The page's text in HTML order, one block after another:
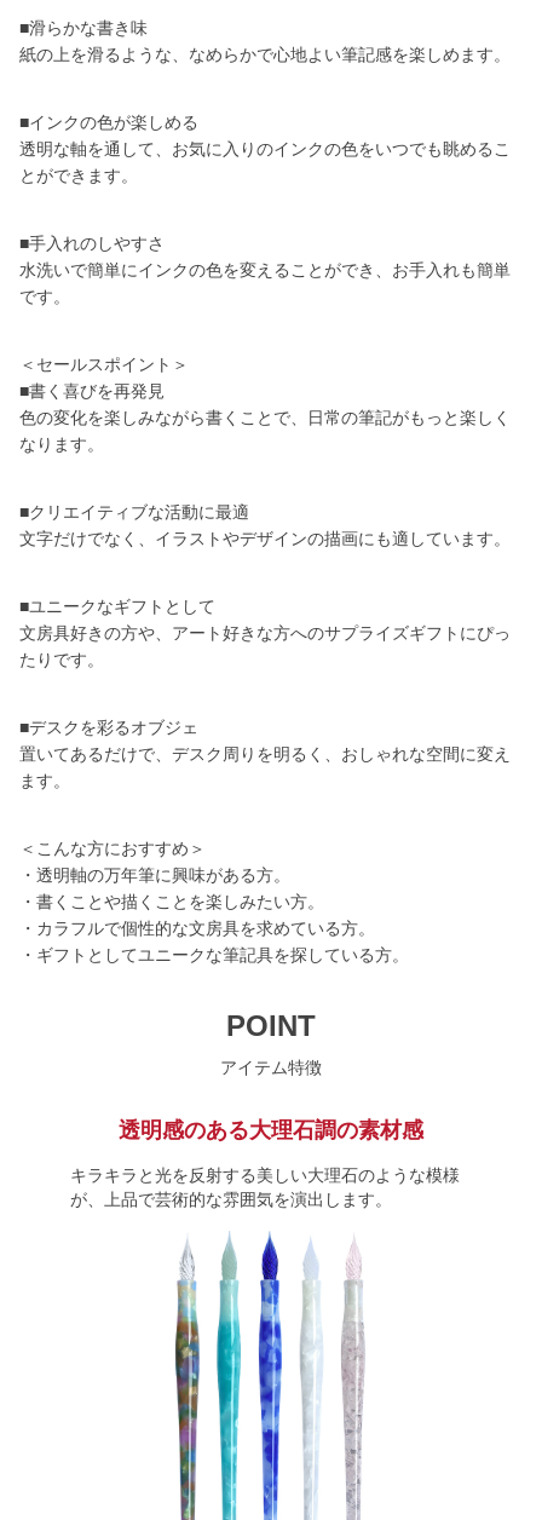
■滑らかな書き味
紙の上を滑るような、なめらかで心地よい筆記感を楽しめます。
■インクの色が楽しめる
透明な軸を通して、お気に入りのインクの色をいつでも眺めるこ
とができます。
■手入れのしやすさ
水洗いで簡単にインクの色を変えることができ、お手入れも簡単
です。
＜セールスポイント＞
■書く喜びを再発見
色の変化を楽しみながら書くことで、日常の筆記がもっと楽しく
なります。
■クリエイティブな活動に最適
文字だけでなく、イラストやデザインの描画にも適しています。
■ユニークなギフトとして
文房具好きの方や、アート好きな方へのサプライズギフトにぴっ
たりです。
■デスクを彩るオブジェ
置いてあるだけで、デスク周りを明るく、おしゃれな空間に変え
ます。
＜こんな方におすすめ＞
・透明軸の万年筆に興味がある方。
・書くことや描くことを楽しみたい方。
・カラフルで個性的な文房具を求めている方。
・ギフトとしてユニークな筆記具を探している方。
POINT
アイテム特徴
透明感のある大理石調の素材感
キラキラと光を反射する美しい大理石のような模様
が、上品で芸術的な雰囲気を演出します。